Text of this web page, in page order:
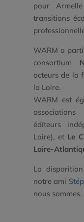
pour
transitions
WARM a
consortium
acteurs de la
la Loire.
WARM est
éditeurs
Loire), et Le
Loire-
La
notre ami
nous sommes.